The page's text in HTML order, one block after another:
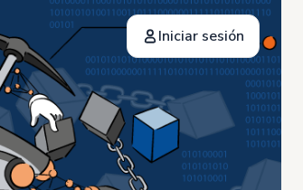
Iniciar sesión